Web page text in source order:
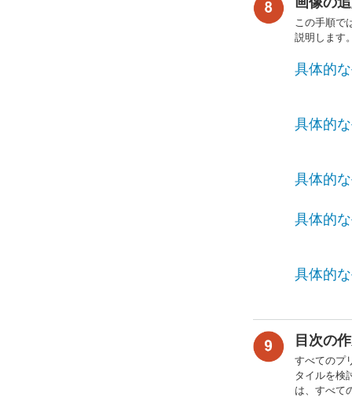
この手順で
説明します
具体的
具体的
具体的
具体的
具体的
目次の
すべてのプ
タイルを検
は、すべて